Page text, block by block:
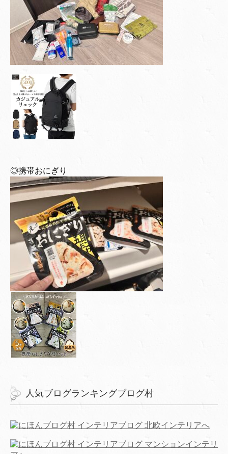
◎携帯おにぎり
人気ブログランキングブログ村